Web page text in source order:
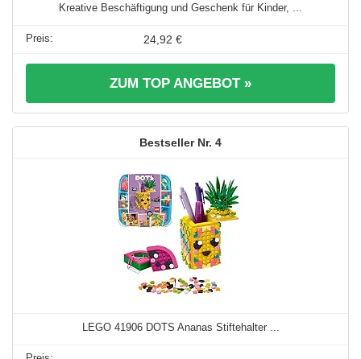
Kreative Beschäftigung und Geschenk für Kinder, ...
24,92 €
ZUM TOP ANGEBOT »
4
LEGO 41906 DOTS Ananas Stiftehalter ...